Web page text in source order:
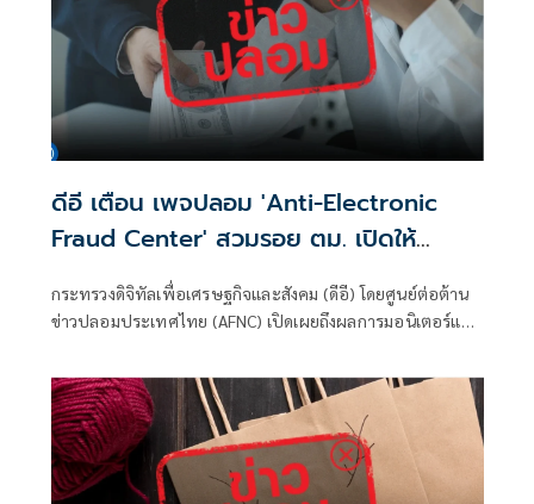
ดีอี เตือน เพจปลอม 'Anti-Electronic
Fraud Center' สวมรอย ตม. เปิดให้
ติดตามรับเงินคืนจาก 'สแกมเมอร์' ระวัง
สูญเงิน-ข้อมูลส่วนบุคคล
กระทรวงดิจิทัลเพื่อเศรษฐกิจและสังคม (ดีอี) โดยศูนย์ต่อต้าน
ข่าวปลอมประเทศไทย (AFNC) เปิดเผยถึงผลการมอนิเตอร์และ
ปัญหาภัยความมั่นคงและภัยทางสังคมของนายไชยชนก ชิดชอบ
รัฐมนตรีว่าการกระทรวงดิจิทัลเพื่อเศรษฐกิจและสังคม (ดีอี)
โดยยกระดับความสำคัญเรื่องการสร้างความตระหนักรู้เท่าทัน
ภัยอาชญากรรมทางเทคโนโลยี ข่าวปลอม และข้อมูลบิดเบือน